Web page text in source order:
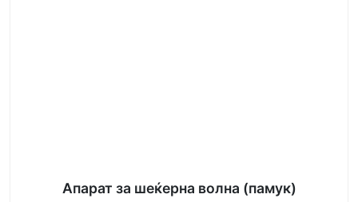
Апарат за шеќерна волна (памук)